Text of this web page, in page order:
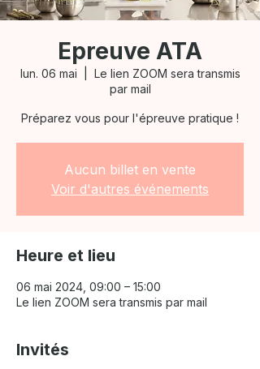
Epreuve ATA
lun. 06 mai
Le lien ZOOM sera transmis
par mail
Préparez vous pour l'épreuve pratique !
Aucun billet en vente
Voir d'autres événements
Heure et lieu
06 mai 2024, 09:00 – 15:00
Le lien ZOOM sera transmis par mail
Invités